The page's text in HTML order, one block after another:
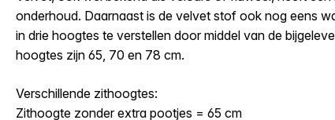
onderhoud. Daarnaast is de velvet stof ook nog eens
in drie hoogtes te verstellen door middel van de
hoogtes zijn 65, 70 en 78 cm.
Verschillende zithoogtes:
Zithoogte zonder extra pootjes = 65 cm